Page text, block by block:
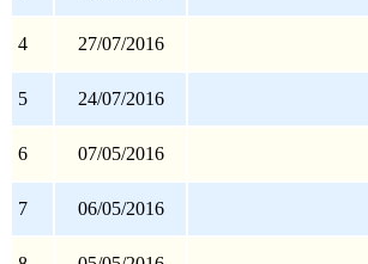
4 27/07/2016
5 24/07/2016
6 07/05/2016
7 06/05/2016